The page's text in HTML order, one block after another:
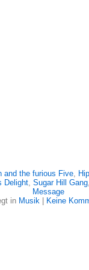
and the furious Five,
Delight, Sugar Hill Gang
Message
in Musik| Keine